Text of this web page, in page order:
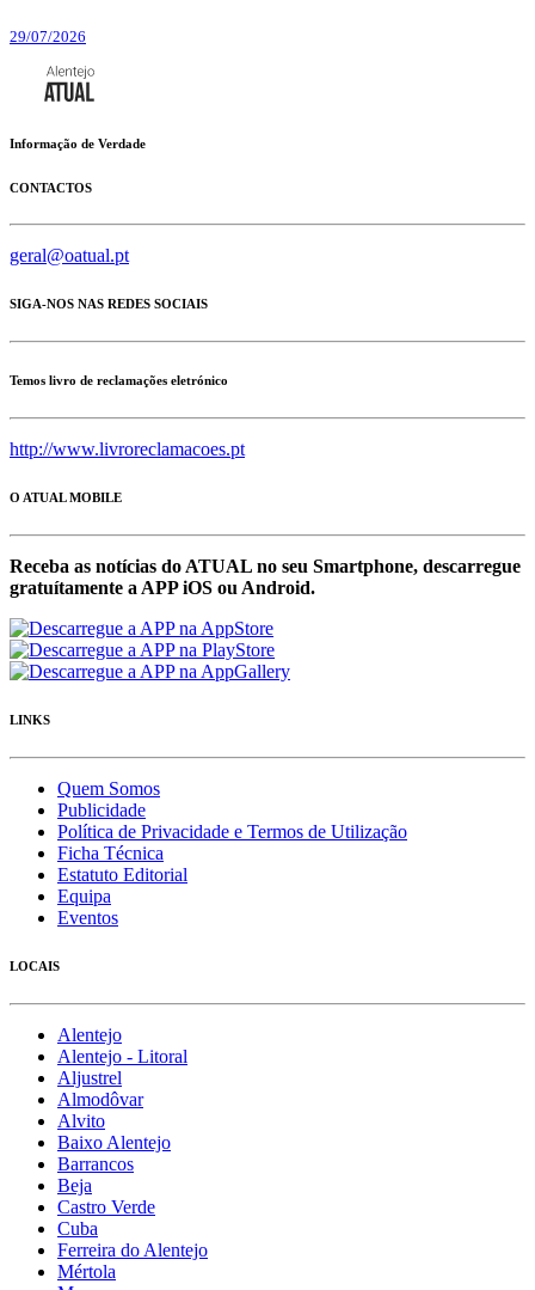
29/07/2026
Informação de Verdade
CONTACTOS
geral@oatual.pt
SIGA-NOS NAS REDES SOCIAIS
Temos livro de reclamações eletrónico
http://www.livroreclamacoes.pt
O ATUAL MOBILE
Receba as notícias do ATUAL no seu Smartphone, descarregue
gratuítamente a APP iOS ou Android.
LINKS
Quem Somos
Publicidade
Política de Privacidade e Termos de Utilização
Ficha Técnica
Estatuto Editorial
Equipa
Eventos
LOCAIS
Alentejo
Alentejo - Litoral
Aljustrel
Almodôvar
Alvito
Baixo Alentejo
Barrancos
Beja
Castro Verde
Cuba
Ferreira do Alentejo
Mértola